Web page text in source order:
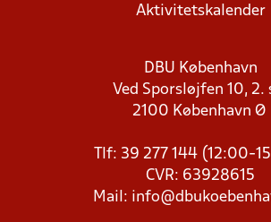
Aktivitetskalender
DBU København
Ved Sporsløjfen 10, 2.
2100 København Ø
Tlf: 39 277 144 (12:00-
CVR: 63928615
Mail: